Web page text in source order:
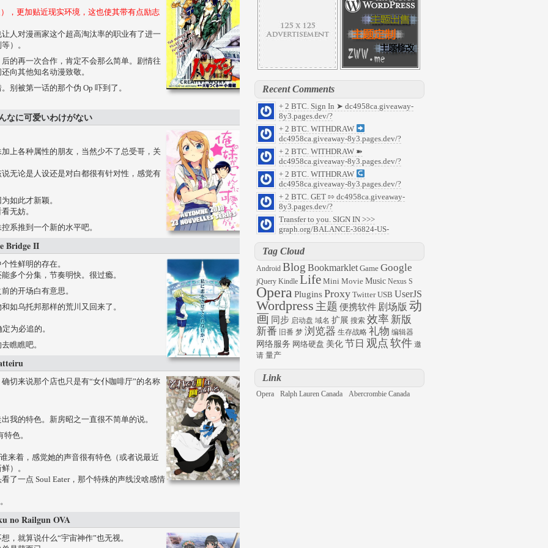
，更加贴近现实环境，这也使其带有点励志
人对漫画家这个超高淘汰率的职业有了进一
）。
的再一次合作，肯定不会那么简单。剧情往
向其他知名动漫致敬。
别被第一话的那个伪 Op 吓到了。
なに可爱いわけがない
上各种属性的朋友，当然少不了总受哥，关
无论是人设还是对白都很有针对性，感觉有
如此才新颖。
无妨。
系推到一个新的水平吧。
Bridge II
性鲜明的存在。
多个分集，节奏明快。很过瘾。
的开场白有意思。
如乌托邦那样的荒川又回来了。
为必追的。
瞧瞧吧。
切来说那个店也只是有“女仆咖啡厅”的名称
我的特色。新房昭之一直很不简单的说。
色。
来着，感觉她的声音很有特色（或者说最近
）。
了一点 Soul Eater，那个特殊的声线没啥感情
no Railgun OVA
，就算说什么“宇宙神作”也无视。
Recent Comments
+ 2 BTC. Sign In ➤ dc4958ca.giveaway-
8y3.pages.dev/?
hs=57faf8c37b5c93cfe535649c9e405071&
0rilly
+ 2 BTC. WITHDRAW
dc4958ca.giveaway-8y3.pages.dev/?
hs=d91f853f8aefdcb5190c1e22a14f58b0&
kloqld
+ 2 BTC. WITHDRAW ➽
dc4958ca.giveaway-8y3.pages.dev/?
hs=4abd218d8fafafefc68fa59ca9b81a90&
sage08
+ 2 BTC. WITHDRAW
dc4958ca.giveaway-8y3.pages.dev/?
hs=4959c496b322aefcf23db3c963aad0b7&
6z7147
+ 2 BTC. GET ⇰ dc4958ca.giveaway-
8y3.pages.dev/?
hs=26ec2c0788563c5ee9501c79f6f2ed03&
iu7sdl
Transfer to you. SIGN IN >>>
graph.org/BALANCE-36824-US-
hs=857ddc7d48d8ecacb35e31ac945aaac3&
h2pg63
Tag Cloud
Android Blog Bookmarklet Game Google
jQuery Kindle Life Mini Movie Music Nexus S
Opera PluginsProxy Twitter USB UserJS
Wordpress 主题 便携软件 剧场版 动
画 同步 启动盘 域名 扩展 搜索 效率 新版
新番
旧番 梦 浏览器 生存战略 礼物 编辑器
网络服务 网络硬盘 美化 节日 观点 软件 邀
请 量产
Link
Opera Ralph Lauren Canada Abercrombie Canada